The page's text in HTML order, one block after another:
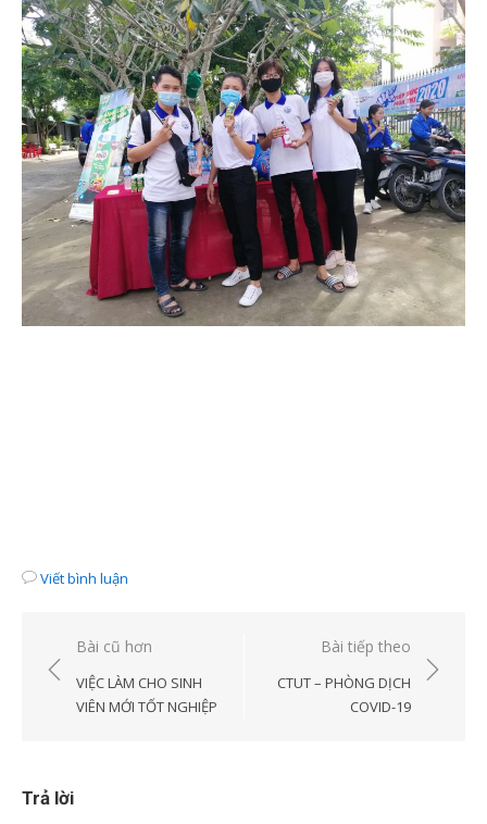
Viết bình luận
Điều
hướng
Bài cũ hơn
VIỆC LÀM CHO SINH
VIÊN MỚI TỐT NGHIỆP
Bài tiếp theo
CTUT – PHÒNG DỊCH
COVID-19
Trả lời